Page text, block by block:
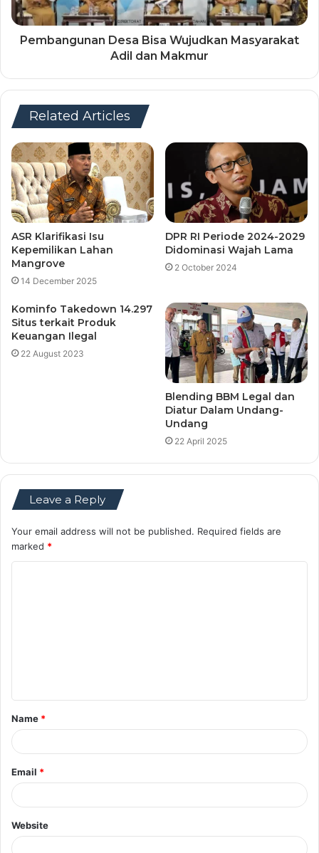
Pembangunan Desa Bisa Wujudkan Masyarakat
Adil dan Makmur
Related Articles
ASR Klarifikasi Isu
Kepemilikan Lahan
Mangrove
14 December 2025
DPR RI Periode 2024-2029
Didominasi Wajah Lama
2 October 2024
Kominfo Takedown 14.297
Situs terkait Produk
Keuangan Ilegal
22 August 2023
Blending BBM Legal dan
Diatur Dalam Undang-
Undang
22 April 2025
Leave a Reply
Your email address will not be published. Required fields are
marked *
t
*
Name *
Email *
Website